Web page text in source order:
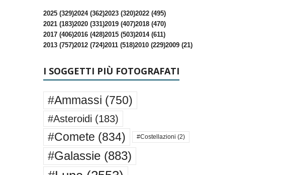
2025 (329)2024 (362)2023 (320)2022 (495)
2021 (183)2020 (331)2019 (407)2018 (470)
2017 (406)2016 (428)2015 (503)2014 (611)
2013 (757)2012 (724)2011 (518)2010 (229)2009 (21)
I SOGGETTI PIÙ FOTOGRAFATI
#Ammassi (750)
#Asteroidi (183)
#Comete (834) #Costellazioni (2)
#Galassie(883)